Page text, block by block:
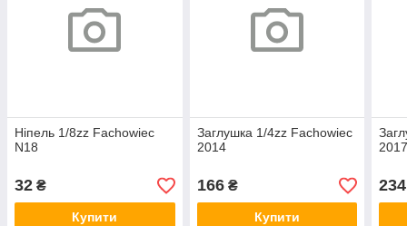
Ніпель 1/8zz Fachowiec
N18
32 ₴
Купити
Заглушка 1/4zz Fachowiec
2014
166₴
Купити
234